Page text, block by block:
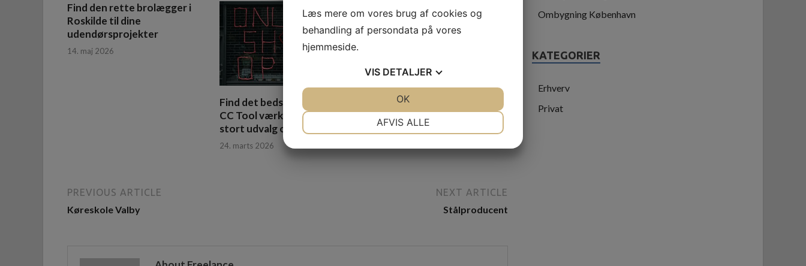
Find den rette brolægger i
Roskilde til dine
udendørsprojekter
14. maj 2026
Find det bedste værktøj i en
CC Tool værktøjswebshop –
stort udvalg og gode priser
24. marts 2026
Find den rette murer i Haslev
til dit byggeprojekt
13. februar 2026
PREVIOUS ARTICLE
Køreskole Valby
NEXT ARTICLE
Stålproducent
Ombygning København
KATEGORIER
Erhverv
Privat
Læs mere om vores brug af cookies og
behandling af persondata på vores
hjemmeside.
VIS DETALJER
AFVIS ALLE
OK